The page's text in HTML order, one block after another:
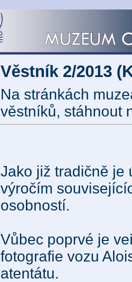
Věstník 2/2013
Na stránkách
věstníků, stáhnout
Jako již tradičně je
výročím
osobností.
Vůbec poprvé je
fotografie vozu
atentátu.